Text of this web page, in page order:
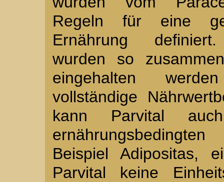
Regeln für eine
Ernährung
wurden so
eingehalten
vollständige
kann Parvital
Beispiel Adipositas,
Parvital keine